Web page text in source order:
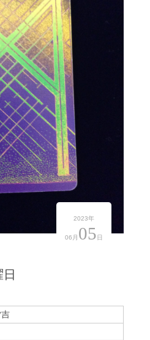
2023年
06月 05 日